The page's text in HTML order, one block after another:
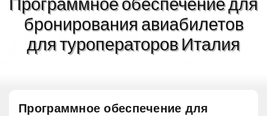
бронирования авиабилетов
для туроператоров Италия
Программное обеспечение для